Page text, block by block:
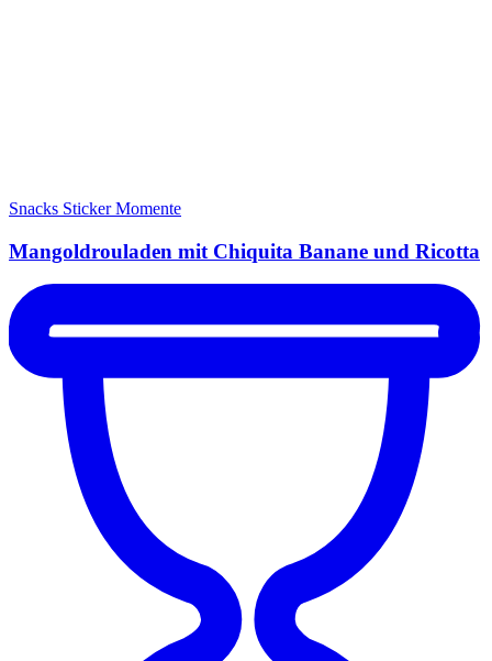
Snacks Sticker Momente
Mangoldrouladen mit Chiquita Banane und Ricotta